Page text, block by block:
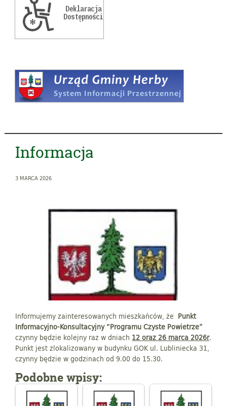
Informacja
3 MARCA 2026
Informujemy zainteresowanych mieszkańców, że Punkt
Informacyjno-Konsultacyjny “Programu Czyste Powietrze”
czynny będzie kolejny raz w dniach 12 oraz 26 marca 2026r.
Punkt jest zlokalizowany w budynku GOK ul. Lubliniecka 31,
czynny będzie w godzinach od 9.00 do 15.30.
Podobne wpisy: